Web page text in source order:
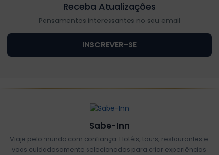
Receba Atualizações
Pensamentos interessantes no seu email
INSCREVER-SE
Sabe-Inn
Viaje pelo mundo com confiança. Hotéis, tours, restaurantes e
voos cuidadosamente selecionados para criar experiências